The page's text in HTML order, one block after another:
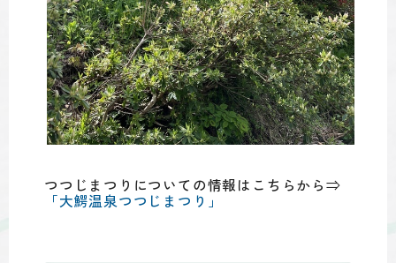
つつじまつりについての情報はこちらから⇒
「大鰐温泉つつじまつり」